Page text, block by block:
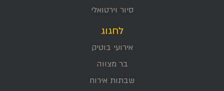
סיור וירטואלי
לחגוג
אירועי בוטיק
בר מצווה
שבתות אירוח